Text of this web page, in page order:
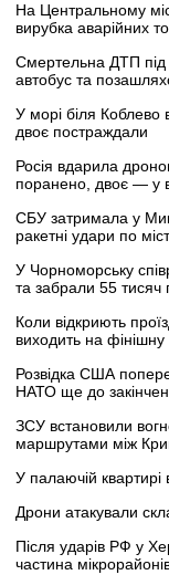
На Центральному
вирубка аварійних
Смертельна ДТП під
автобус та
У морі біля Коблево
двоє постраждали
Росія вдарила
поранено, двоє — у
СБУ затримала у
ракетні удари по
У Чорноморську
та забрали 55
Коли відкриють
виходить на
Розвідка США
НАТО ще до
ЗСУ встановили
маршрутами між
У палаючій
Дрони атакували
Після ударів РФ у
частина